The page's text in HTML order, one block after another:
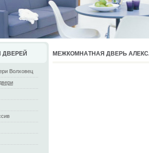
ДВЕРЕЙ
Волховец
MEЖКOМНAТНAЯ ДВEPЬ